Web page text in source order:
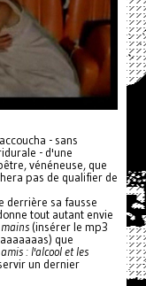
accoucha - sans
- d'une
vénéneuse, que
pas de qualifier de
derrière sa fausse
tout autant envie
(insérer le mp3
que
: l'alcool et les
un dernier